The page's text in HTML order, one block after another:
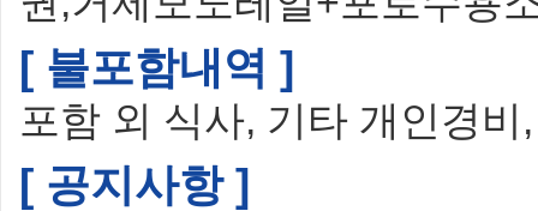
[ 불포함내역 ]
포함 외 식사, 기타 개인경비
[ 공지사항 ]